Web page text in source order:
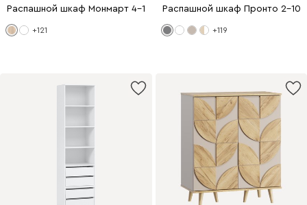
Распашной шкаф Монмарт 4-180x220 Дуб Сонома
+121
Распашной шкаф Пронто 2-
+119